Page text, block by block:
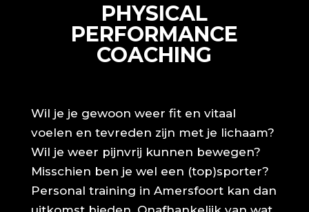
PHYSICAL
PERFORMANCE
COACHING
Wil je je gewoon weer fit en vitaal
voelen en tevreden zijn met je lichaam?
Wil je weer pijnvrij kunnen bewegen?
Misschien ben je wel een (top)sporter?
Personal training in Amersfoort kan dan